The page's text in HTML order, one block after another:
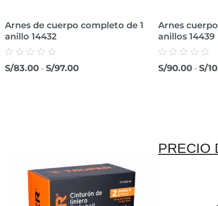
Arnes de cuerpo completo de 1
anillo 14432
Valorado
con
S/83.00 - S/97.00
Arnes
anillos 14439
Valorado
con
S/90.00 - S/
PRECIO